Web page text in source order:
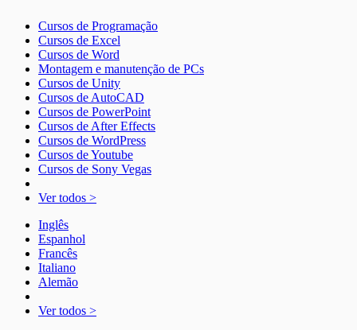
Cursos de Programação
Cursos de Excel
Cursos de Word
Montagem e manutenção de PCs
Cursos de Unity
Cursos de AutoCAD
Cursos de PowerPoint
Cursos de After Effects
Cursos de WordPress
Cursos de Youtube
Cursos de Sony Vegas
Ver todos >
Inglês
Espanhol
Francês
Italiano
Alemão
Ver todos >